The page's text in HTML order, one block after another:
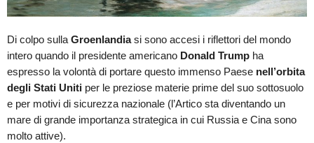
Di colpo sulla Groenlandiasi sono accesi i riflettori del mondo
intero quando il presidente americano Donald Trump ha
espresso la volontà di portare questo immenso Paese nell’orbita
degli Stati Uniti per le preziose materie prime del suo sottosuolo
e per motivi di sicurezza nazionale (l’Artico sta diventando un
mare di grande importanza strategica in cui Russia e Cina sono
molto attive).